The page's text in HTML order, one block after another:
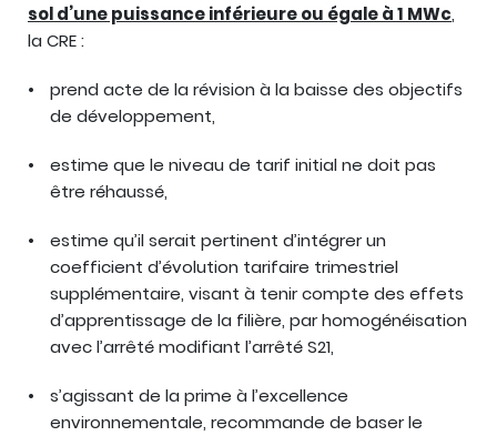
sol d’une puissance inférieure ou égale à 1 MWc,
la CRE :
prend acte de la révision à la baisse des objectifs
de développement,
estime que le niveau de tarif initial ne doit pas
être réhaussé,
estime qu’il serait pertinent d’intégrer un
coefficient d’évolution tarifaire trimestriel
supplémentaire, visant à tenir compte des effets
d’apprentissage de la filière, par homogénéisation
avec l’arrêté modifiant l’arrêté S21,
s’agissant de la prime à l’excellence
environnementale, recommande de baser le